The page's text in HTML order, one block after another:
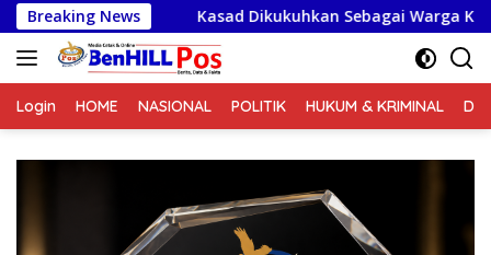
Langsung
ke
konten
Breaking News
Kasad Dikukuhkan Sebagai Warga Kehormatan Korps
Login HOME NASIONAL POLITIK HUKUM & KRIMINAL